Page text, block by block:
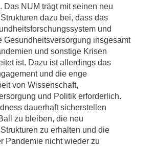
Das NUM trägt mit seinen neu
dazu bei, dass das
und
Gesundheitsversorgung insgesamt
und sonstige Krisen
ist. Dazu ist allerdings das
und die enge
von Wissenschaft,
und Politik erforderlich.
dauerhaft sicherstellen
zu bleiben, die neu
zu erhalten und die
Pandemie nicht wieder zu